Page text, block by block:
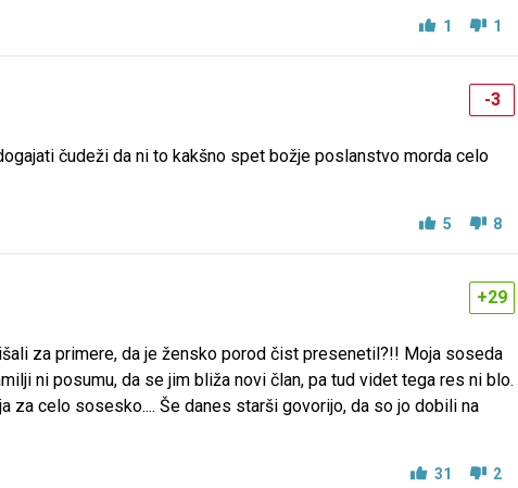
1 1
-3
čudeži da ni to kakšno spet božje poslanstvo morda celo
5 8
+29
za primere, da je žensko porod čist presenetil?!! Moja soseda
ni posumu, da se jim bliža novi član, pa tud videt tega res ni blo.
za celo sosesko.... Še danes starši govorijo, da so jo dobili na
31 2